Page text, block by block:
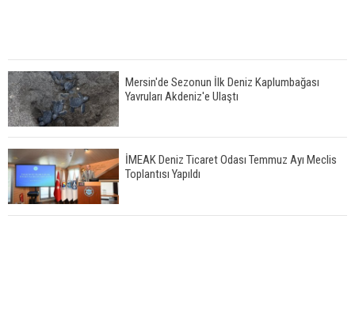
Mersin'de Sezonun İlk Deniz Kaplumbağası
Yavruları Akdeniz'e Ulaştı
İMEAK Deniz Ticaret Odası Temmuz Ayı Meclis
Toplantısı Yapıldı